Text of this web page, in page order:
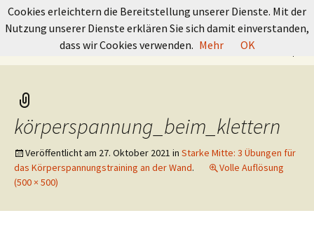
GRUNDKURS BOULDERN
Springe
nach:
körperspannung_beim_klettern
Veröffentlicht am 27. Oktober 2021 in Starke Mitte: 3 Übungen für
das Körperspannungstraining an der Wand.
Volle Auflösung
(500 × 500)
Cookies erleichtern die Bereitstellung unserer Dienste. Mit der
Nutzung unserer Dienste erklären Sie sich damit einverstanden,
dass wir Cookies verwenden. Mehr OK